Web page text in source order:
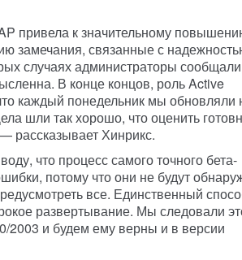
привела к значительному
замечания, связанные с
случаях администраторы
В конце концов, роль Active
каждый понедельник мы обновляли
шли так хорошо, что оценить
рассказывает Хинрикс.
что процесс самого точного бета-
потому что они не будут
все. Единственный
развертывание. Мы следовали
2003 и будем ему верны и в версии